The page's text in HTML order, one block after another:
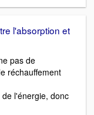
l'absorption et
pas de
réchauffement
l'énergie, donc